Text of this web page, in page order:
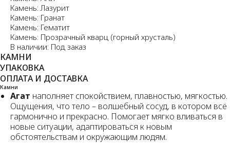
Камень: Лазурит
Камень: Гранат
Камень: Гематит
Камень: Прозрачный кварц (горный хрусталь)
В наличии: Под заказ
КАМНИ
УПАКОВКА
ОПЛАТА И ДОСТАВКА
Камни
Агат наполняет спокойствием, плавностью, мягкостью.
Ощущения, что тело – волшебный сосуд, в котором всё
гармонично и прекрасно. Помогает мягко вливаться в
новые ситуации, адаптироваться к новым
обстоятельствам и окружающим людям.